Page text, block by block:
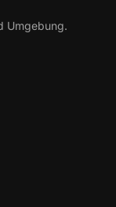
Umgebung.